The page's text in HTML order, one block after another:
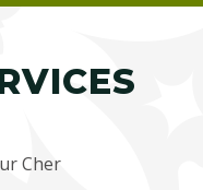
Cher